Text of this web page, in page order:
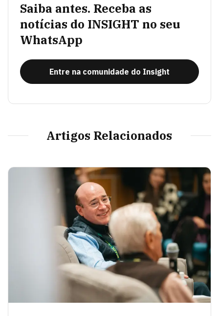
Saiba antes. Receba as
notícias do INSIGHT no seu
WhatsApp
Entre na comunidade do Insight
Artigos Relacionados